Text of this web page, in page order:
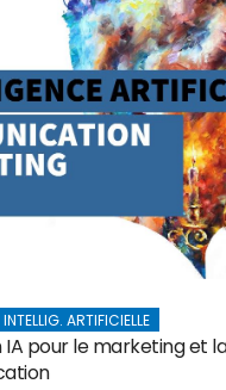
ARTIFICIELLE
pour le marketing et la